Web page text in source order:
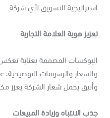
التسويق لأي شركة.
هوية العلامة التجارية
المصممة بعناية تعكس
والرسومات التوضيحية، على
يحمل شعار الشركة يعزز مكانتها
الانتباه وزيادة المبيعات